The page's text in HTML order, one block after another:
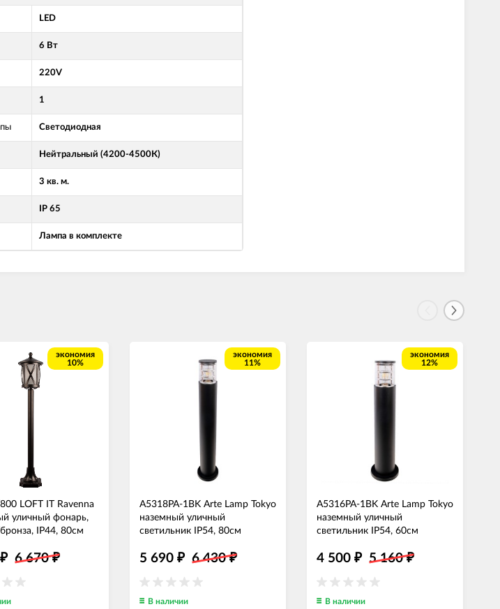
LED
6 Вт
220V
1
Светодиодная
Нейтральный (4200-4500К)
3 кв. м.
IP 65
Лампа в комплекте
экономия
10%
LOFT IT Ravenna
уличный фонарь,
IP44, 80см
₽ 6 670₽
экономия
11%
A5318PA-1BK Arte Lamp Tokyo
наземный уличный
светильник IP54, 80см
5 690₽ 6 430₽
В наличии
экономия
12%
A5316PA-1BK Arte Lamp Tokyo
наземный уличный
светильник IP54, 60см
4 500 ₽ 5 160₽
В наличии